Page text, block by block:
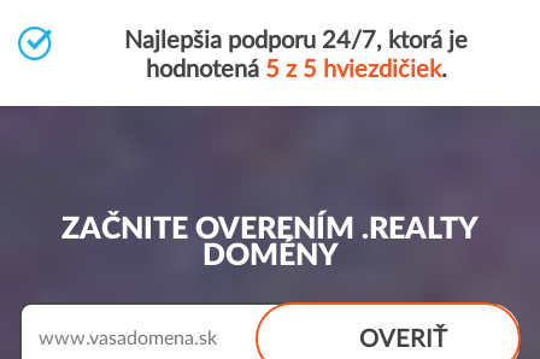
Najlepšia podporu 24/7, ktorá je
hodnotená 5 z 5 hviezdičiek.
ZAČNITE OVERENÍM .REALTY
DOMÉNY
OVERIŤ
www.